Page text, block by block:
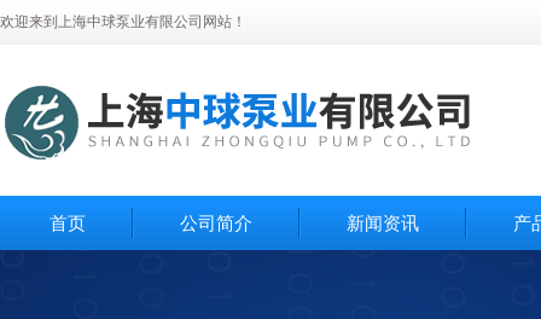
欢迎来到上海中球泵业有限公司网站！
首页 公司简介 新闻资讯 产